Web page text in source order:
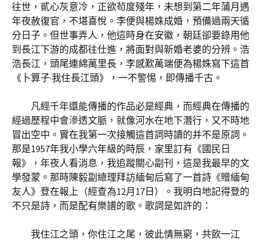
往世，貳心灰意冷，正欲茍度殘年，未想到第二年蒲月遇
年夜赦復官，不堪喜悅。李便與楊姝成婚，預備過兩天循
分日子。但世事弄人，他這時身在安徽，朝廷卻要錄用他
到長江下游的成都往仕進，將面對與新婚老婆的分辨。浩
浩長江，頭尾連綿萬里長，李感歎萬端便為楊姝寫下這首
《卜算子·我住長江頭》，一不警惕，即傳播千古。
凡經千年還能傳播的作品必是經典，而經典在傳播的
經過歷程中會滲透文脈，就像河水在地下潛行，又不時地
冒出空中。實在我第一次接觸這首詞時讀的并不是原詞。
那是1957年我小學六年級的時辰，家里訂有《國民日
報》，年夜人看消息，我追蹤關心副刊，這是我最早的文
學發蒙。那時陳毅副總理拜訪緬甸后寫了一首詩《贈緬甸
友人》登在報上（經查為12月17日）。我明白地記得登的
不只是詩，而是配有樂譜的歌。歌詞是如許的：
我住江之頭，你住江之尾，彼此情無窮，共飲一江